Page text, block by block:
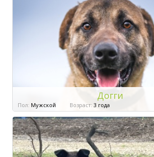
Догги
Пол: Мужской Возраст: 3 года